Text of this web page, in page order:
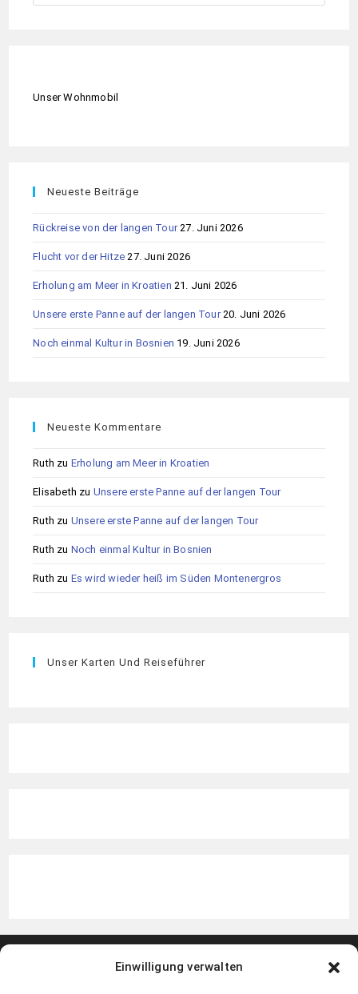
Einwilligung verwalten
Unser Wohnmobil
Neueste Beiträge
Rückreise von der langen Tour 27. Juni 2026
Flucht vor der Hitze 27. Juni 2026
Erholung am Meer in Kroatien 21. Juni 2026
Unsere erste Panne auf der langen Tour 20. Juni 2026
Noch einmal Kultur in Bosnien 19. Juni 2026
Neueste Kommentare
Ruth zu Erholung am Meer in Kroatien
Elisabeth zu Unsere erste Panne auf der langen Tour
Ruth zu Unsere erste Panne auf der langen Tour
Ruth zu Noch einmal Kultur in Bosnien
Ruth zu Es wird wieder heiß im Süden Montenergros
Unser Karten Und Reiseführer